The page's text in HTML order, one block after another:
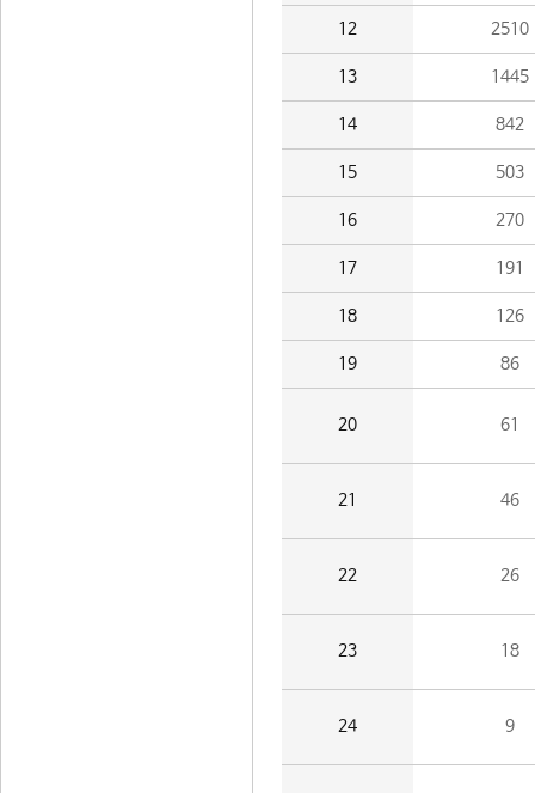
12 2510
13 1445
14 842
15 503
16 270
17 191
18 126
19 86
20 61
21 46
22 26
23 18
24 9